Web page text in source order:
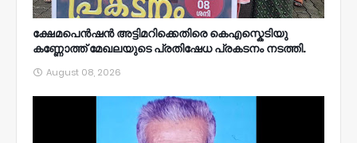
ക്ഷേമപെൻഷൻ അട്ടിമറിക്കെതിരെ കെഎസ്കെടിയു
കണ്ണോത്ത് മേഖലയുടെ പ്രതിഷേധ പ്രകടനം നടത്തി.
August 08, 2026